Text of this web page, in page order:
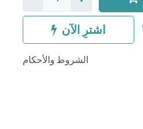
اشترِ الآن
الشروط والأحكام